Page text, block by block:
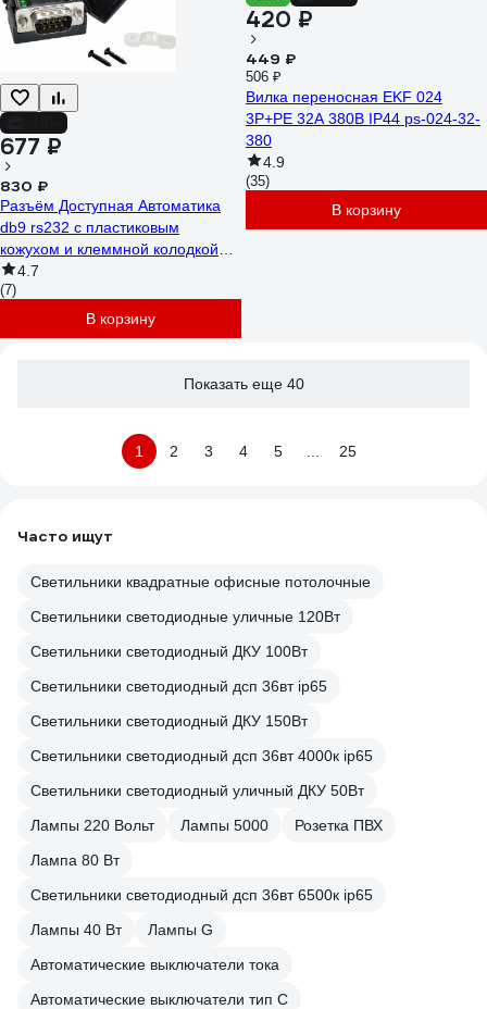
677 ₽
830 ₽
Разъём Доступная Автоматика
db9 rs232 с пластиковым
кожухом и клеммной колодкой
(порт папа) DB9_M
4.7
(7)
В корзину
420 ₽
449 ₽
506 ₽
Вилка переносная EKF 024
3Р+РЕ 32А 380В IP44 ps-024-32-
380
4.9
(35)
В корзину
Показать еще 40
1 2 3 4 5 25
Часто ищут
Светильники квадратные офисные потолочные
Светильники светодиодные уличные 120Вт
Светильники светодиодный ДКУ 100Вт
Светильники светодиодный дсп 36вт ip65
Светильники светодиодный ДКУ 150Вт
Светильники светодиодный дсп 36вт 4000к ip65
Светильники светодиодный уличный ДКУ 50Вт
Лампы 220 Вольт
Лампы 5000
Розетка ПВХ
Лампа 80 Вт
Светильники светодиодный дсп 36вт 6500к ip65
Лампы 40 Вт
Лампы G
Автоматические выключатели тока
Автоматические выключатели тип C